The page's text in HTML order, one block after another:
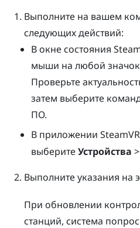
Выполните на вашем
следующих действий:
В окне состояния
мыши на любой
Проверьте
затем выберите
ПО.
В приложенииSteamVR
выберитеУстройства
Выполните указания на
При обновлении
станций, система